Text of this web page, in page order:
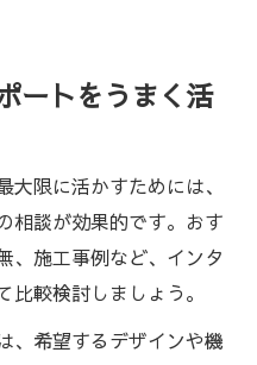
ートをうまく活
限に活かすためには、
相談が効果的です。おす
、施工事例など、インタ
較検討しましょう。
、希望するデザインや機